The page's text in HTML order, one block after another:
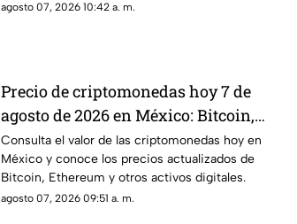
agosto 07, 2026 10:42 a. m.
Precio de criptomonedas hoy 7 de
agosto de 2026 en México: Bitcoin,
Ethereum y más
Consulta el valor de las criptomonedas hoy en
México y conoce los precios actualizados de
Bitcoin, Ethereum y otros activos digitales.
agosto 07, 2026 09:51 a. m.